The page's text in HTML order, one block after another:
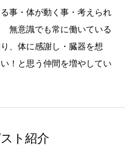
事・体が動く事・考えられ
無意識でも常に働いている
、体に感謝し・臓器を想
！と思う仲間を増やしてい
ト紹介